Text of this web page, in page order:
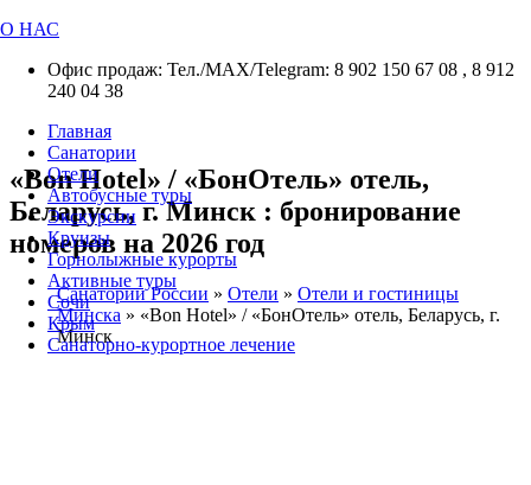
О НАС
Офис продаж: Тел./МАХ/Telegram: 8 902 150 67 08 , 8 912
240 04 38
Главная
Санатории
Отели
Автобусные туры
Экскурсии
Круизы
Горнолыжные курорты
Активные туры
Сочи
Крым
Санаторно-курортное лечение
«Bon Hotel» / «БонОтель» отель,
Беларусь, г. Минск : бронирование
номеров на 2026 год
Санатории России » Отели » Отели и гостиницы
Минска » «Bon Hotel» / «БонОтель» отель, Беларусь, г.
Минск